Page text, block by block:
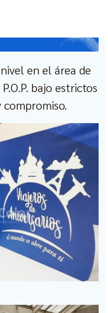
en el área de
bajo estrictos
compromiso.